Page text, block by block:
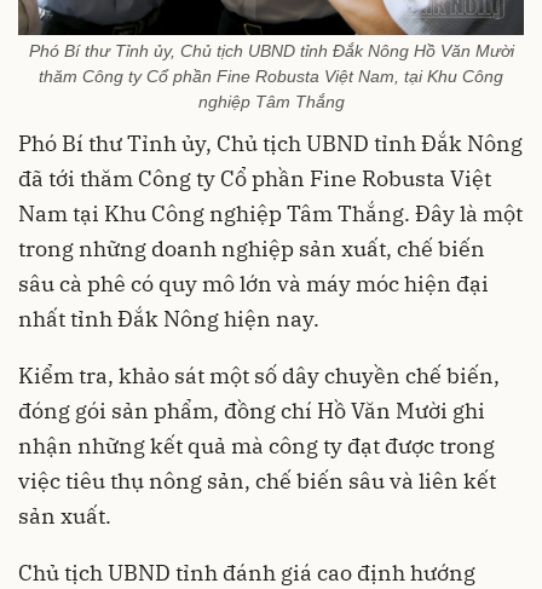
Phó Bí thư Tỉnh ủy, Chủ tịch UBND tỉnh Đắk Nông Hồ Văn Mười
thăm Công ty Cổ phần Fine Robusta Việt Nam, tại Khu Công
nghiệp Tâm Thắng
Phó Bí thư Tỉnh ủy, Chủ tịch UBND tỉnh Đắk Nông
đã tới thăm Công ty Cổ phần Fine Robusta Việt
Nam tại Khu Công nghiệp Tâm Thắng. Đây là một
trong những doanh nghiệp sản xuất, chế biến
sâu cà phê có quy mô lớn và máy móc hiện đại
nhất tỉnh Đắk Nông hiện nay.
Kiểm tra, khảo sát một số dây chuyền chế biến,
đóng gói sản phẩm, đồng chí Hồ Văn Mười ghi
nhận những kết quả mà công ty đạt được trong
việc tiêu thụ nông sản, chế biến sâu và liên kết
sản xuất.
Chủ tịch UBND tỉnh đánh giá cao định hướng